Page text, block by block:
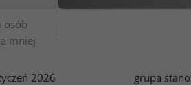
osób
mniej
2026 grupa